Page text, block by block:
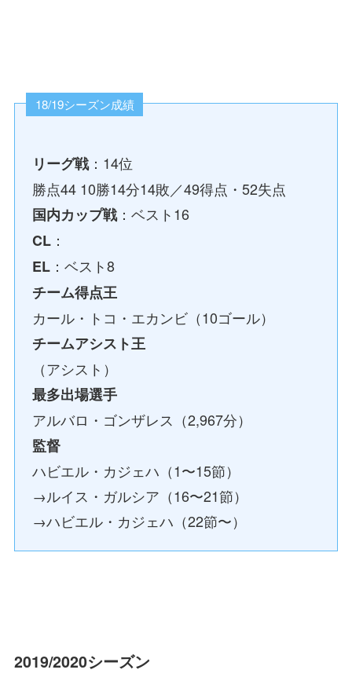
18/19シーズン成績
リーグ戦：14位
勝点44 10勝14分14敗／49得点・52失点
国内カップ戦：ベスト16
CL ：
EL ：ベスト8
チーム得点王
カール・トコ・エカンビ（10ゴール）
チームアシスト王
（アシスト）
最多出場選手
アルバロ・ゴンザレス（2,967分）
監督
ハビエル・カジェハ（1〜15節）
→ルイス・ガルシア（16〜21節）
→ハビエル・カジェハ（22節〜）
2019/2020シーズン